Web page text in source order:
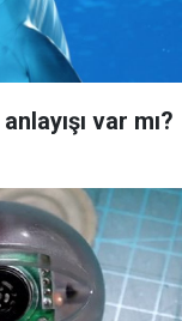
var mı?